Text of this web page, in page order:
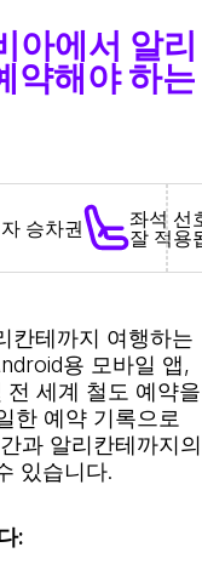
아에서 알리
약해야 하는
승차권
좌석 선
잘 적용
칸테까지 여행하는
용 모바일 앱,
세계 철도 예약을
한 예약 기록으로
과 알리칸테까지의
있습니다.
: